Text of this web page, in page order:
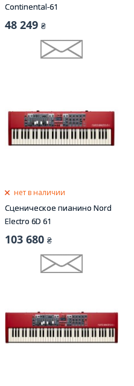
Continental-61
48 249 ₴
нет в наличии
Сценическое пианино Nord
Electro 6D 61
103 680 ₴